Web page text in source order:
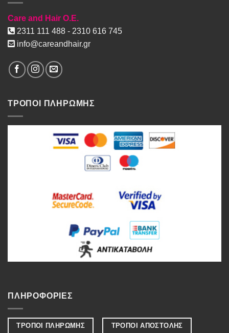
Care and Hair O.E.
2311 111 488 - 2310 616 745
info@careandhair.gr
ΤΡΟΠΟΙ ΠΛΗΡΩΜΗΣ
ΠΛΗΡΟΦΟΡΙΕΣ
ΤΡΟΠΟΙ ΠΛΗΡΩΜΗΣ ΤΡΟΠΟΙ ΑΠΟΣΤΟΛΗΣ